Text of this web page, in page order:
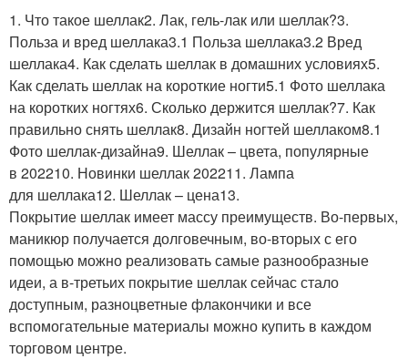
1. Что такое шеллак2. Лак, гель-лак или шеллак?3.
Польза и вред шеллака3.1 Польза шеллака3.2 Вред
шеллака4. Как сделать шеллак в домашних условиях5.
Как сделать шеллак на короткие ногти5.1 Фото шеллака
на коротких ногтях6. Сколько держится шеллак?7. Как
правильно снять шеллак8. Дизайн ногтей шеллаком8.1
Фото шеллак-дизайна9. Шеллак – цвета, популярные
в 202210. Новинки шеллак 202211. Лампа
для шеллака12. Шеллак – цена13.
Покрытие шеллак имеет массу преимуществ. Во-первых,
маникюр получается долговечным, во-вторых с его
помощью можно реализовать самые разнообразные
идеи, а в-третьих покрытие шеллак сейчас стало
доступным, разноцветные флакончики и все
вспомогательные материалы можно купить в каждом
торговом центре.